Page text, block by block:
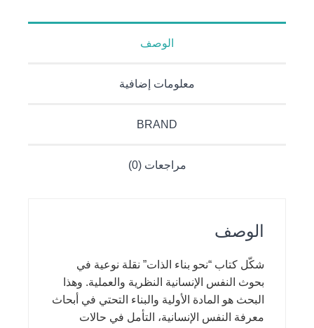
الوصف
معلومات إضافية
BRAND
مراجعات (0)
الوصف
شكّل كتاب “نحو بناء الذات” نقلة نوعية في
بحوث النفس الإنسانية النظرية والعملية. وهذا
البحث هو المادة الأولية والبناء التحتي في أبحاث
معرفة النفس الإنسانية، التأمل في حالات